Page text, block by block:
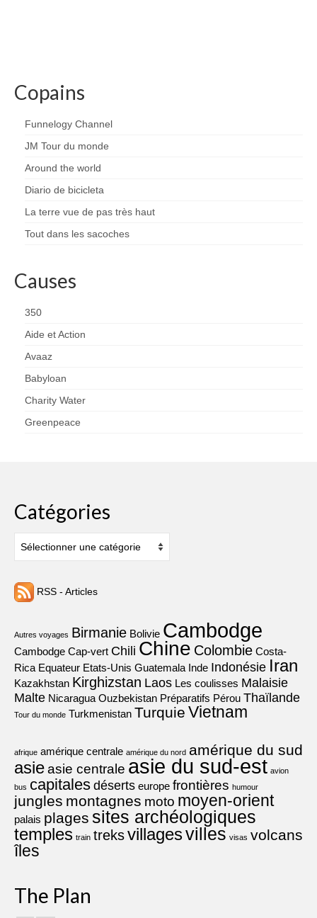
Copains
Funnelogy Channel
JM Tour du monde
Around the world
Diario de bicicleta
La terre vue de pas très haut
Tout dans les sacoches
Causes
350
Aide et Action
Avaaz
Babyloan
Charity Water
Greenpeace
Catégories
RSS - Articles
Autres voyages Birmanie Bolivie Cambodge
Cambodge Cap-vert Chili Chine Colombie Costa-
Rica Equateur Etats-Unis Guatemala Inde Indonésie Iran
Kazakhstan Kirghizstan Laos Les coulisses Malaisie
Malte Nicaragua Ouzbekistan Préparatifs Pérou Thaïlande
Tour du monde Turkmenistan Turquie Vietnam
afrique amérique centrale amérique du nord amérique du sud
asieasie centrale asie du sud-est avion
bus capitales déserts europe frontières humour
jungles montagnes moto moyen-orient
palais plages sites archéologiques
temples train treksvillagesvilles visas volcans
îles
The Plan